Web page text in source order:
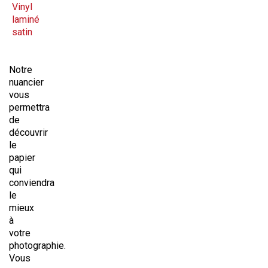
Vinyl
laminé
satin
Notre
nuancier
vous
permettra
de
découvrir
le
papier
qui
conviendra
le
mieux
à
votre
photographie.
Vous